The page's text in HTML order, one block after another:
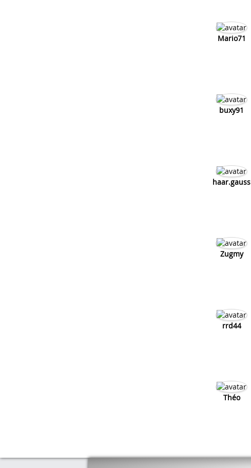
Mario71
buxy91
haar.gauss
Zugmy
rrd44
Théo